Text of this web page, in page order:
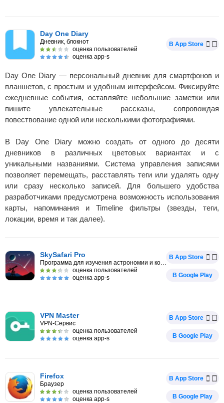
Day One Diary
Дневник, блокнот
оценка пользователей
оценка app-s
В App Store
Day One Diary — персональный дневник для смартфонов и
планшетов, с простым и удобным интерфейсом. Фиксируйте
ежедневные события, оставляйте небольшие заметки или
пишите увлекательные рассказы, сопровождая
повествование одной или несколькими фотографиями.
В Day One Diary можно создать от одного до десяти
дневников в различных цветовых вариантах и с
уникальными названиями. Система управления записями
позволяет перемещать, расставлять теги или удалять одну
или сразу несколько записей. Для большего удобства
разработчиками предусмотрена возможность использования
карты, напоминания и Timeline фильтры (звезды, теги,
локации, время и так далее).
SkySafari Pro
Программа для изучения астрономии и космоса
оценка пользователей
оценка app-s
В App Store
В Google Play
VPN Master
VPN-Сервис
оценка пользователей
оценка app-s
В App Store
В Google Play
Firefox
Браузер
оценка пользователей
оценка app-s
В App Store
В Google Play